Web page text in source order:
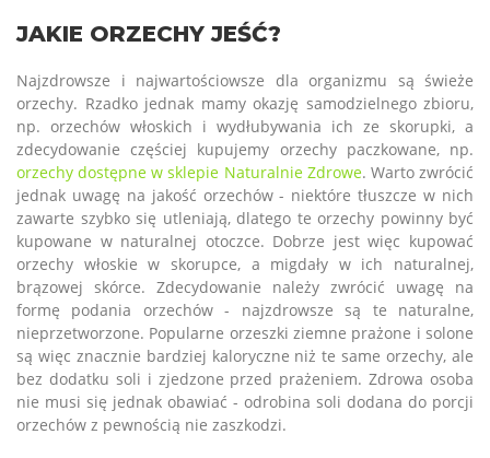
JAKIE ORZECHY JEŚĆ?
Najzdrowsze i najwartościowsze dla organizmu są świeże
orzechy. Rzadko jednak mamy okazję samodzielnego zbioru,
np. orzechów włoskich i wydłubywania ich ze skorupki, a
zdecydowanie częściej kupujemy orzechy paczkowane, np.
orzechy dostępne w sklepie Naturalnie Zdrowe. Warto zwrócić
jednak uwagę na jakość orzechów - niektóre tłuszcze w nich
zawarte szybko się utleniają, dlatego te orzechy powinny być
kupowane w naturalnej otoczce. Dobrze jest więc kupować
orzechy włoskie w skorupce, a migdały w ich naturalnej,
brązowej skórce. Zdecydowanie należy zwrócić uwagę na
formę podania orzechów - najzdrowsze są te naturalne,
nieprzetworzone. Popularne orzeszki ziemne prażone i solone
są więc znacznie bardziej kaloryczne niż te same orzechy, ale
bez dodatku soli i zjedzone przed prażeniem. Zdrowa osoba
nie musi się jednak obawiać - odrobina soli dodana do porcji
orzechów z pewnością nie zaszkodzi.